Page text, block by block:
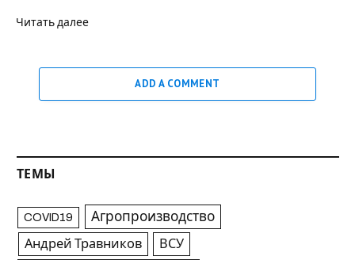
Читать далее
ADD A COMMENT
ТЕМЫ
COVID19 Агропроизводство
Андрей Травников ВСУ